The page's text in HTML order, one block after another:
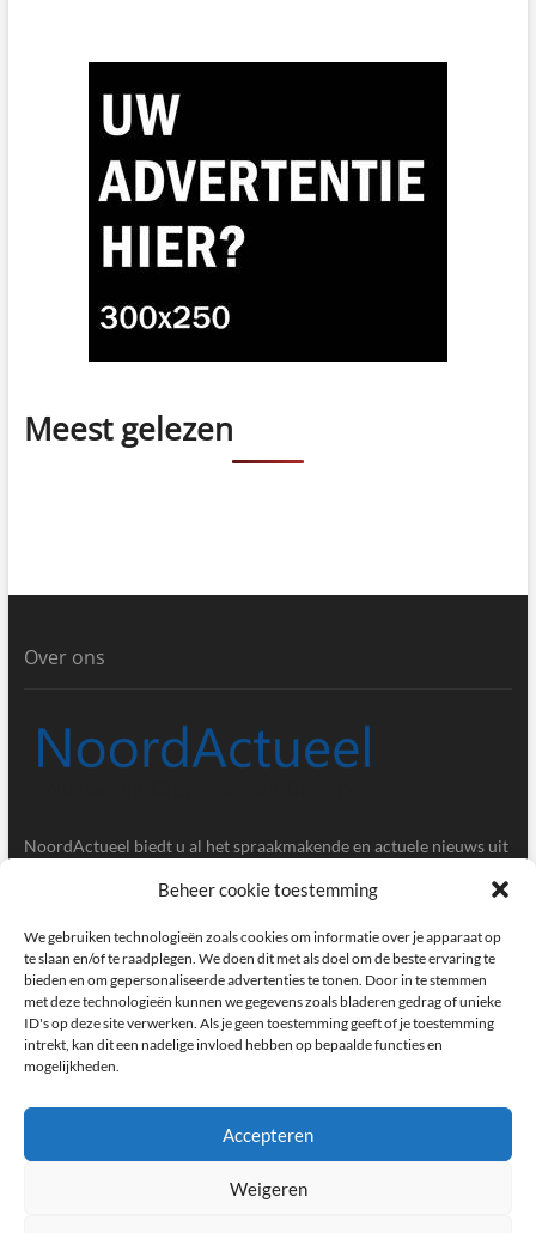
Beheer cookie toestemming
We gebruiken technologieën zoals cookies om informatie over je apparaat op
te slaan en/of te raadplegen. We doen dit met als doel om de beste ervaring te
bieden en om gepersonaliseerde advertenties te tonen. Door in te stemmen
met deze technologieën kunnen we gegevens zoals bladeren gedrag of unieke
ID's op deze site verwerken. Als je geen toestemming geeft of je toestemming
intrekt, kan dit een nadelige invloed hebben op bepaalde functies en
mogelijkheden.
Accepteren
Weigeren
Meest gelezen
Over ons
NoordActueel biedt u al het spraakmakende en actuele nieuws uit
Gegevens
Postbus 5020, 9700GA, Groningen
redactie@noordactueel.nl